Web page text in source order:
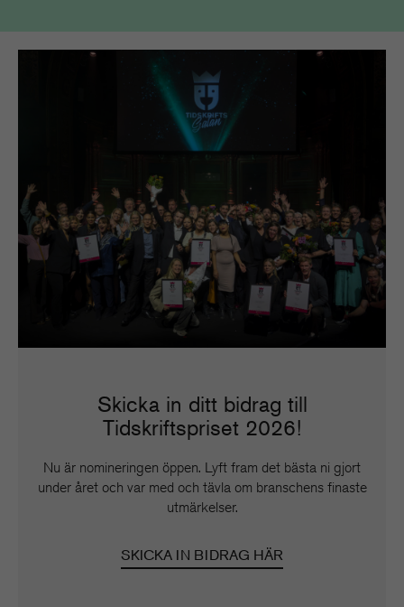
Skicka in ditt bidrag till
Tidskriftspriset 2026!
Nu är nomineringen öppen. Lyft fram det bästa ni gjort
under året och var med och tävla om branschens finaste
utmärkelser.
SKICKA IN BIDRAG HÄR